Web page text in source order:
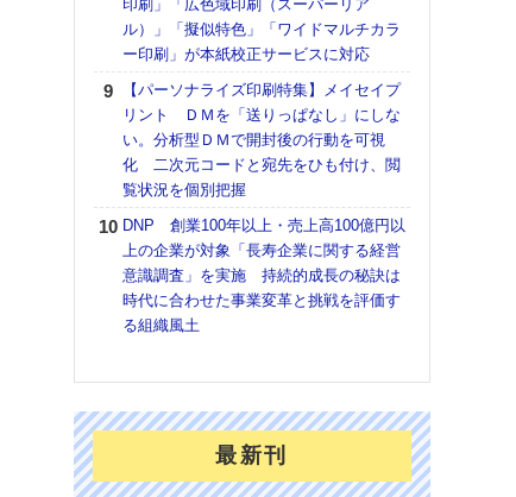
印刷」「広色域印刷（スーパーリア
ル）」「擬似特色」「ワイドマルチカラ
ー印刷」が本紙校正サービスに対応
【パーソナライズ印刷特集】メイセイプ
リント ＤＭを「送りっぱなし」にしな
い。分析型ＤＭで開封後の行動を可視
化 二次元コードと宛先をひも付け、閲
覧状況を個別把握
DNP 創業100年以上・売上高100億円以
上の企業が対象「長寿企業に関する経営
意識調査」を実施 持続的成長の秘訣は
時代に合わせた事業変革と挑戦を評価す
る組織風土
最新刊